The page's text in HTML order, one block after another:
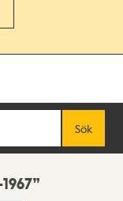
Sök